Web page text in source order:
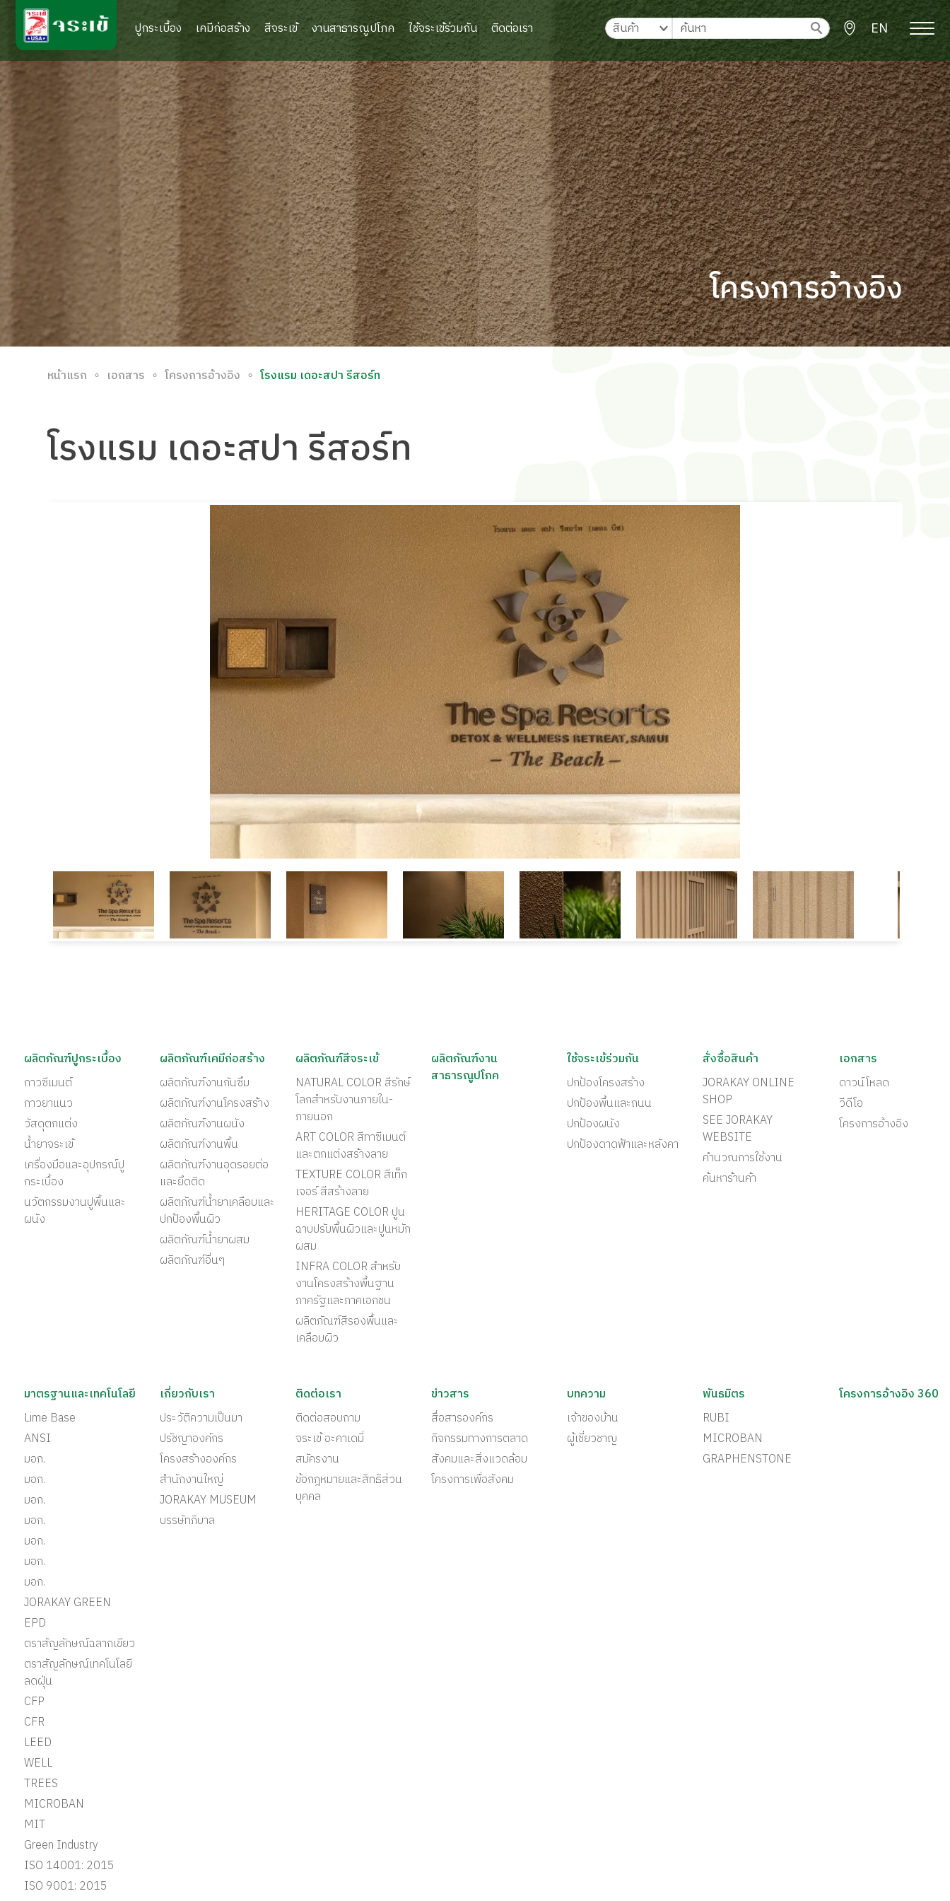
ปูกระเบื้อง เคมีก่อสร้าง สีจระเข้ งานสาธารณูปโภค ใช้จระเข้ร่วมกัน ติดต่อเรา EN
โครงการอ้างอิง
หน้าแรก ∘ เอกสาร ∘ โครงการอ้างอิง ∘ โรงแรม เดอะสปา รีสอร์ท
โรงแรม เดอะสปา รีสอร์ท
ผลิตภัณฑ์ปูกระเบื้อง
กาวซีเมนต์
กาวยาแนว
วัสดุตกแต่ง
น้ำยาจระเข้
เครื่องมือและอุปกรณ์ปู
กระเบื้อง
นวัตกรรมงานปูพื้นและ
ผนัง
ผลิตภัณฑ์เคมีก่อสร้าง
ผลิตภัณฑ์งานกันซึม
ผลิตภัณฑ์งานโครงสร้าง
ผลิตภัณฑ์งานผนัง
ผลิตภัณฑ์งานพื้น
ผลิตภัณฑ์งานอุดรอยต่อ
และยึดติด
ผลิตภัณฑ์น้ำยาเคลือบและ
ปกป้องพื้นผิว
ผลิตภัณฑ์น้ำยาผสม
ผลิตภัณฑ์อื่นๆ
ผลิตภัณฑ์สีจระเข้
NATURAL COLOR สีรักษ์
โลกสำหรับงานภายใน-
ภายนอก
ART COLOR สีทาซีเมนต์
และตกแต่งสร้างลาย
TEXTURE COLOR สีเท็ก
เจอร์ สีสร้างลาย
HERITAGE COLOR ปูน
ฉาบปรับพื้นผิวและปูนหมัก
ผสม
INFRA COLOR สำหรับ
งานโครงสร้างพื้นฐาน
ภาครัฐและภาคเอกชน
ผลิตภัณฑ์สีรองพื้นและ
เคลือบผิว
ผลิตภัณฑ์งาน
สาธารณูปโภค
ใช้จระเข้ร่วมกัน
ปกป้องโครงสร้าง
ปกป้องพื้นและถนน
ปกป้องผนัง
ปกป้องดาดฟ้าและหลังคา
สั่งซื้อสินค้า
JORAKAY ONLINE
SHOP
SEE JORAKAY
WEBSITE
คำนวณการใช้งาน
ค้นหาร้านค้า
เอกสาร
ดาวน์โหลด
วีดีโอ
โครงการอ้างอิง
มาตรฐานและเทคโนโลยี
Lime Base
ANSI
มอก.
มอก.
มอก.
มอก.
มอก.
มอก.
มอก.
JORAKAY GREEN
EPD
ตราสัญลักษณ์ฉลากเขียว
ตราสัญลักษณ์เทคโนโลยี
ลดฝุ่น
CFP
CFR
LEED
WELL
TREES
MICROBAN
MIT
Green Industry
ISO 14001: 2015
ISO 9001: 2015
เกี่ยวกับเรา
ประวัติความเป็นมา
ปรัชญาองค์กร
โครงสร้างองค์กร
สำนักงานใหญ่
JORAKAY MUSEUM
บรรษัทภิบาล
ติดต่อเรา
ติดต่อสอบถาม
จระเข้ อะคาเดมี่
สมัครงาน
ข้อกฎหมายและสิทธิส่วน
บุคคล
ข่าวสาร
สื่อสารองค์กร
กิจกรรมทางการตลาด
สังคมและสิ่งแวดล้อม
โครงการเพื่อสังคม
บทความ
เจ้าของบ้าน
ผู้เชี่ยวชาญ
พันธมิตร
RUBI
MICROBAN
GRAPHENSTONE
โครงการอ้างอิง 360